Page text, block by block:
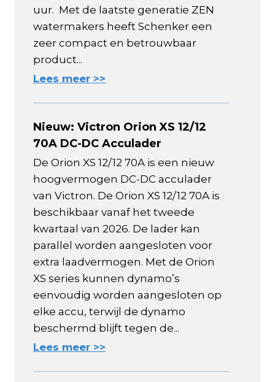
uur. Met de laatste generatie ZEN
watermakers heeft Schenker een
zeer compact en betrouwbaar
product...
Lees meer >>
Nieuw: Victron Orion XS 12/12
70A DC-DC Acculader
De Orion XS 12/12 70A is een nieuw
hoogvermogen DC-DC acculader
van Victron. De Orion XS 12/12 70A is
beschikbaar vanaf het tweede
kwartaal van 2026. De lader kan
parallel worden aangesloten voor
extra laadvermogen. Met de Orion
XS series kunnen dynamo’s
eenvoudig worden aangesloten op
elke accu, terwijl de dynamo
beschermd blijft tegen de...
Lees meer >>